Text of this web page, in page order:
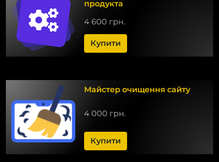
продукта
4 600 грн.
Купити
Майстер очищення сайту
4 000 грн.
Купити